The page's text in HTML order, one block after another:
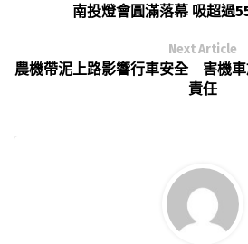
南投燈會圓滿落幕 吸超過
Next Article
農機帶泥上路影響行車安全 害機
責任